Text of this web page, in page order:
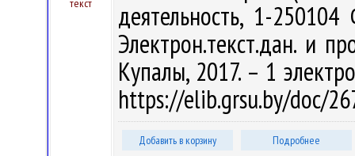
текст
деятельность, 1-
Электрон.текст.дан. и
Купалы, 2017. – 1
https://elib.grsu.by/doc/
Добавить в корзину Подробнее